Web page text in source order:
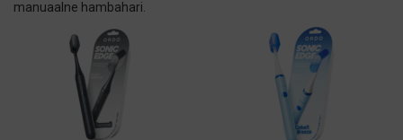
manuaalne hambahari.